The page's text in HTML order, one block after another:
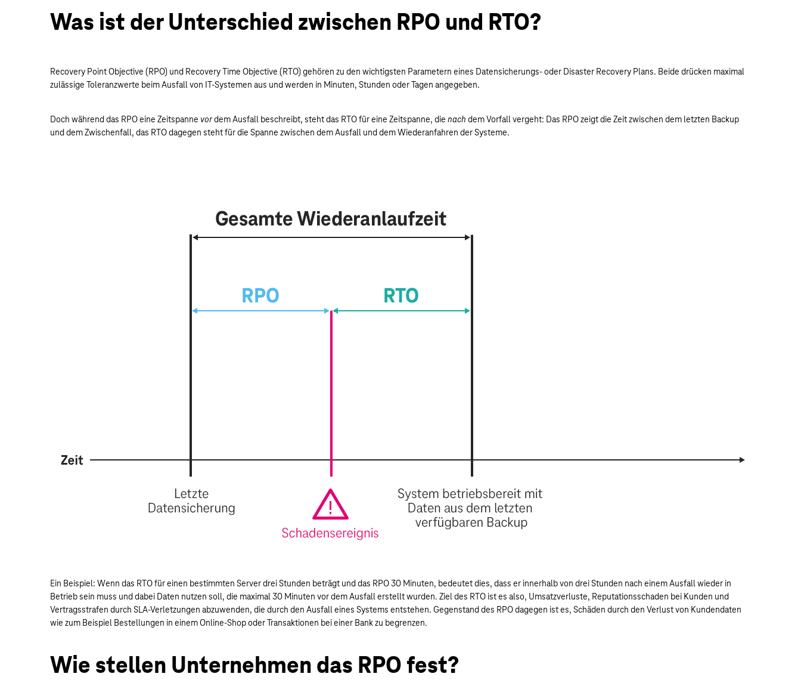
Was ist der Unterschied zwischen RPO und RTO?
Recovery Point Objective (RPO) und Recovery Time Objective (RTO) gehören zu den wichtigsten Parametern eines Datensicherungs- oder Disaster Recovery Plans. Beide drücken maximal
zulässige Toleranzwerte beim Ausfall von IT-Systemen aus und werden in Minuten, Stunden oder Tagen angegeben.
Doch während das RPO eine Zeitspanne vordem Ausfall beschreibt, steht das RTO für eine Zeitspanne, die nach dem Vorfall vergeht: Das RPO zeigt die Zeit zwischen dem letzten Backup
und dem Zwischenfall, das RTO dagegen steht für die Spanne zwischen dem Ausfall und dem Wiederanfahren der Systeme.
Ein Beispiel: Wenn das RTO für einen bestimmten Server drei Stunden beträgt und das RPO 30 Minuten, bedeutet dies, dass er innerhalb von drei Stunden nach einem Ausfall wieder in
Betrieb sein muss und dabei Daten nutzen soll, die maximal 30 Minuten vor dem Ausfall erstellt wurden. Ziel des RTO ist es also, Umsatzverluste, Reputationsschaden bei Kunden und
Vertragsstrafen durch SLA-Verletzungen abzuwenden, die durch den Ausfall eines Systems entstehen. Gegenstand des RPO dagegen ist es, Schäden durch den Verlust von Kundendaten
wie zum Beispiel Bestellungen in einem Online-Shop oder Transaktionen bei einer Bank zu begrenzen.
Wie stellen Unternehmen das RPO fest?